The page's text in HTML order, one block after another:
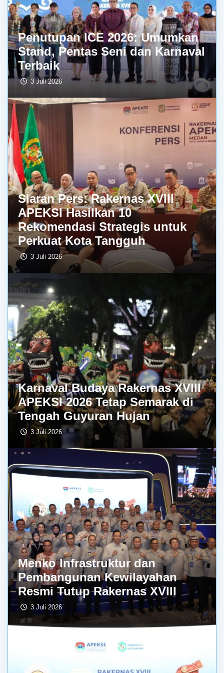
Penutupan ICE 2026: Umumkan
Stand, Pentas Seni dan Karnaval
Terbaik
3 Juli 2026
Siaran Pers: Rakernas XVIII
APEKSI Hasilkan 10
Rekomendasi Strategis untuk
Perkuat Kota Tangguh
3 Juli 2026
Karnaval Budaya Rakernas XVIII
APEKSI 2026 Tetap Semarak di
Tengah Guyuran Hujan
3 Juli 2026
Menko Infrastruktur dan
Pembangunan Kewilayahan
Resmi Tutup Rakernas XVIII
3 Juli 2026